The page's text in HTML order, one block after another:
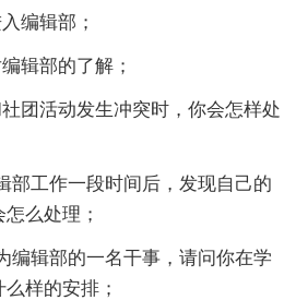
编辑部；
辑部的了解；
活动发生冲突时，你会怎样处
工作一段时间后，发现自己的
么处理；
辑部的一名干事，请问你在学
样的安排；